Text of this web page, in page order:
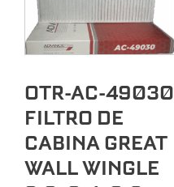
OTR-AC-49030
FILTRO DE
CABINA GREAT
WALL WINGLE